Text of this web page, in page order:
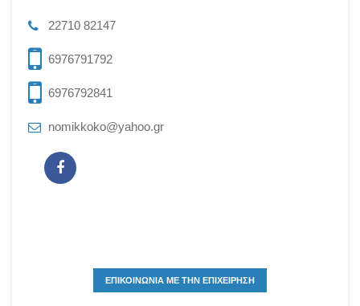
22710 82147
6976791792
6976792841
nomikkoko@yahoo.gr
ΕΠΙΚΟΙΝΩΝΙΑ ΜΕ ΤΗΝ ΕΠΙΧΕΙΡΗΣΗ